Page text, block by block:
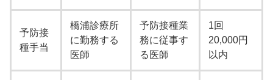
予防接
種手当
橋浦診療所
に勤務する
医師
予防接種業
務に従事す
る医師
1回
20,000円
以内